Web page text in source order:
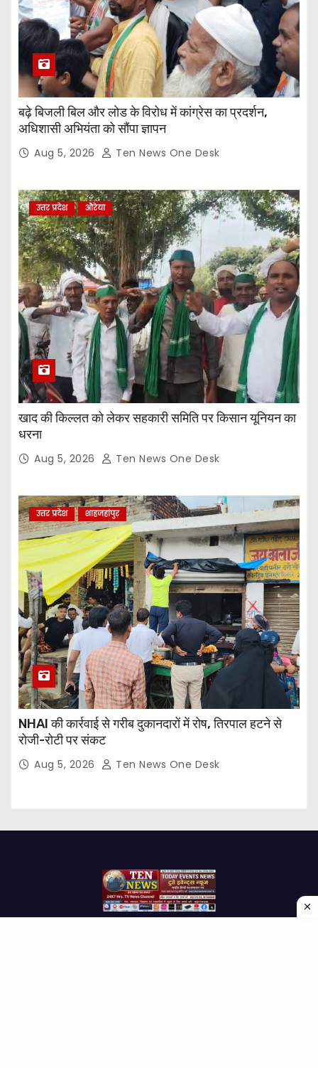
बढ़े बिजली बिल और लोड के विरोध में कांग्रेस का प्रदर्शन,
अधिशासी अभियंता को सौंपा ज्ञापन
Aug 5, 2026 Ten News One Desk
उत्तर प्रदेश औरेया
खाद की किल्लत को लेकर सहकारी समिति पर किसान यूनियन का
धरना
Aug 5, 2026 Ten News One Desk
उत्तर प्रदेश शाहजहांपुर
NHAI की कार्रवाई से गरीब दुकानदारों में रोष, तिरपाल हटने से
रोजी-रोटी पर संकट
Aug 5, 2026 Ten News One Desk